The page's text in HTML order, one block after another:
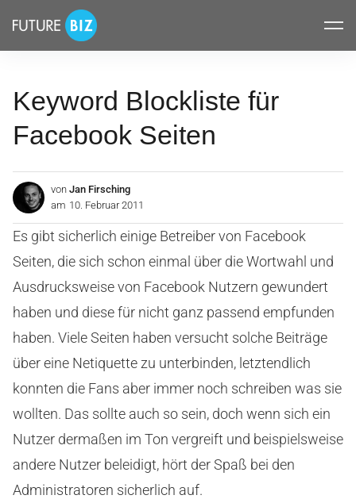
überspringen
FUTUREBIZ
Keyword Blockliste für
Facebook Seiten
von Jan Firsching
am 10. Februar 2011
Es gibt sicherlich einige Betreiber von Facebook
Seiten, die sich schon einmal über die Wortwahl und
Ausdrucksweise von Facebook Nutzern gewundert
haben und diese für nicht ganz passend empfunden
haben. Viele Seiten haben versucht solche Beiträge
über eine Netiquette zu unterbinden, letztendlich
konnten die Fans aber immer noch schreiben was sie
wollten. Das sollte auch so sein, doch wenn sich ein
Nutzer dermaßen im Ton vergreift und beispielsweise
andere Nutzer beleidigt, hört der Spaß bei den
Administratoren sicherlich auf.